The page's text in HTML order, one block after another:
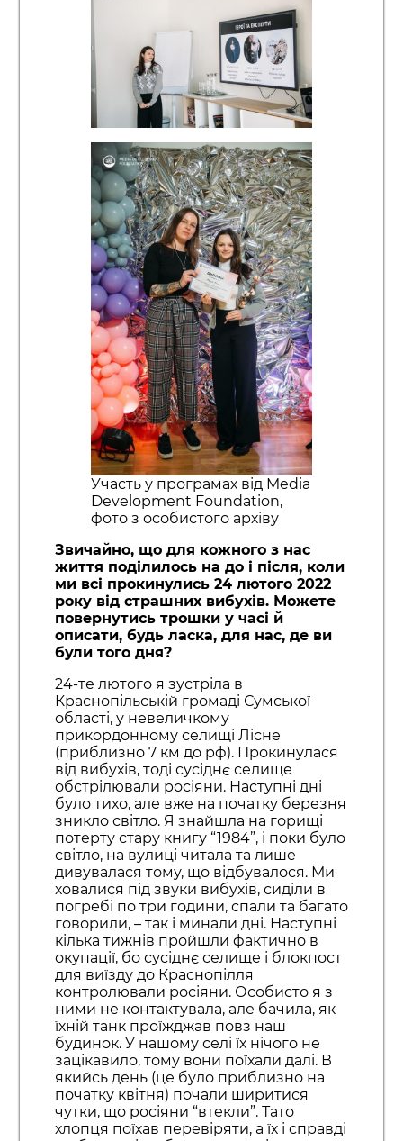
Участь у програмах від Media
Development Foundation,
фото з особистого архіву
Звичайно, що для кожного з нас
життя поділилось на до і після, коли
ми всі прокинулись 24 лютого 2022
року від страшних вибухів. Можете
повернутись трошки у часі й
описати, будь ласка, для нас, де ви
були того дня?
24-те лютого я зустріла в
Краснопільській громаді Сумської
області, у невеличкому
прикордонному селищі Лісне
(приблизно 7 км до рф). Прокинулася
від вибухів, тоді сусіднє селище
обстрілювали росіяни. Наступні дні
було тихо, але вже на початку березня
зникло світло. Я знайшла на горищі
потерту стару книгу “1984”, і поки було
світло, на вулиці читала та лише
дивувалася тому, що відбувалося. Ми
ховалися під звуки вибухів, сиділи в
погребі по три години, спали та багато
говорили, – так і минали дні. Наступні
кілька тижнів пройшли фактично в
окупації, бо сусіднє селище і блокпост
для виїзду до Краснопілля
контролювали росіяни. Особисто я з
ними не контактувала, але бачила, як
їхній танк проїжджав повз наш
будинок. У нашому селі їх нічого не
зацікавило, тому вони поїхали далі. В
якийсь день (це було приблизно на
початку квітня) почали ширитися
чутки, що росіяни “втекли”. Тато
хлопця поїхав перевіряти, а їх і справді